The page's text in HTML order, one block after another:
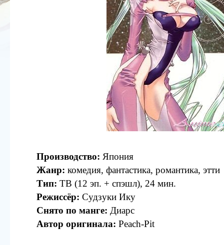
Производство: Япония
Жанр: комедия, фантастика, романтика, этти
Тип: ТВ (12 эп. + спэшл), 24 мин.
Режиссёр: Судзуки Ику
Снято по манге: Диарс
Автор оригинала: Peach-Pit